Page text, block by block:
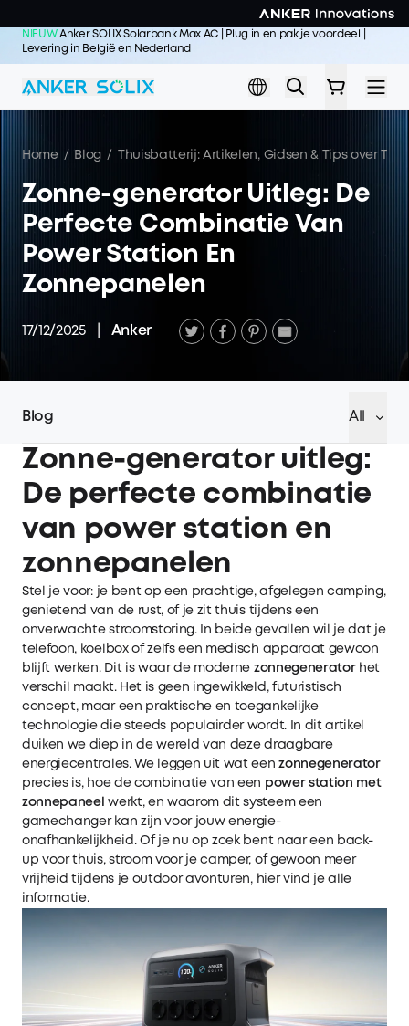
NIEUW Anker SOLIX Solarbank Max AC | Plug in en pak je voordeel |
Levering in België en Nederland
Home / Blog / Thuisbatterij: Artikelen, Gidsen & Tips over
Zonne-generator Uitleg: De
Perfecte Combinatie Van
Power Station En
Zonnepanelen
17/12/2025 Anker
Blog All
Zonne-generator uitleg:
De perfecte combinatie
van power station en
zonnepanelen
Stel je voor: je bent op een prachtige, afgelegen camping,
genietend van de rust, of je zit thuis tijdens een
onverwachte stroomstoring. In beide gevallen wil je dat je
telefoon, koelbox of zelfs een medisch apparaat gewoon
blijft werken. Dit is waar de moderne zonnegeneratorhet
verschil maakt. Het is geen ingewikkeld, futuristisch
concept, maar een praktische en toegankelijke
technologie die steeds populairder wordt. In dit artikel
duiken we diep in de wereld van deze draagbare
energiecentrales. We leggen uit wat eenzonnegenerator
precies is, hoe de combinatie van een power station met
zonnepaneel werkt, en waarom dit systeem een
gamechanger kan zijn voor jouw energie-
onafhankelijkheid. Of je nu op zoek bent naar een back-
up voor thuis, stroom voor je camper, of gewoon meer
vrijheid tijdens je outdoor avonturen, hier vind je alle
informatie.